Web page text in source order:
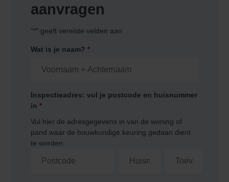
aanvragen
"*" geeft vereiste velden aan
Wat is je naam? *
Inspectieadres: vul je postcode en huisnummer
in *
Vul hier de adresgegevens in van de woning of
pand waar de bouwkundige keuring gedaan dient
te worden.